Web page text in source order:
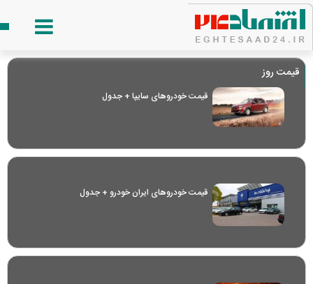
قیمت روز
قیمت خودرو‌های سایپا + جدول
قیمت خودرو‌های ایران خودرو + جدول